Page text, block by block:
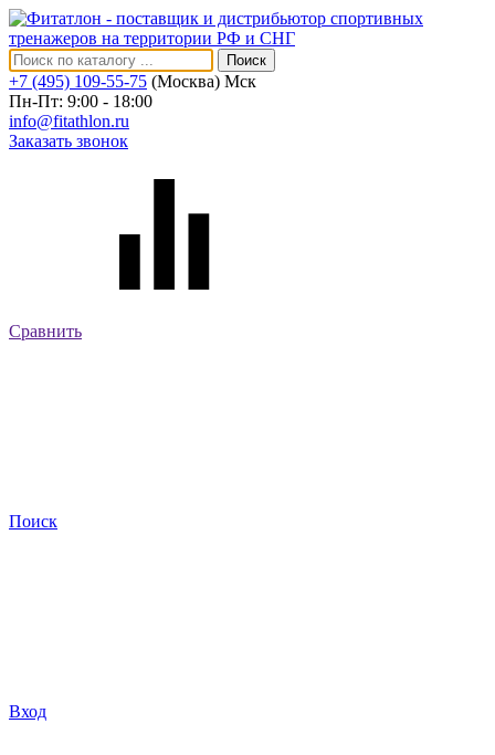
Поиск
+7 (495) 109-55-75 (Москва) Мск
Пн-Пт: 9:00 - 18:00
info@fitathlon.ru
Заказать звонок
Сравнить
Поиск
Вход